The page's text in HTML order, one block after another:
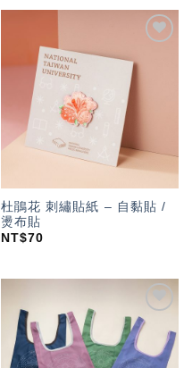
杜鵑花 刺繡貼紙 – 自黏貼 /
燙布貼
NT$70
「願
望輕
單」